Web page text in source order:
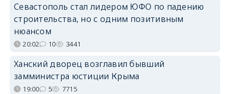
Севастополь стал лидером ЮФО по падению
строительства, но с одним позитивным
нюансом
20:02 10 3441
Ханский дворец возглавил бывший
замминистра юстиции Крыма
19:00 5 7715